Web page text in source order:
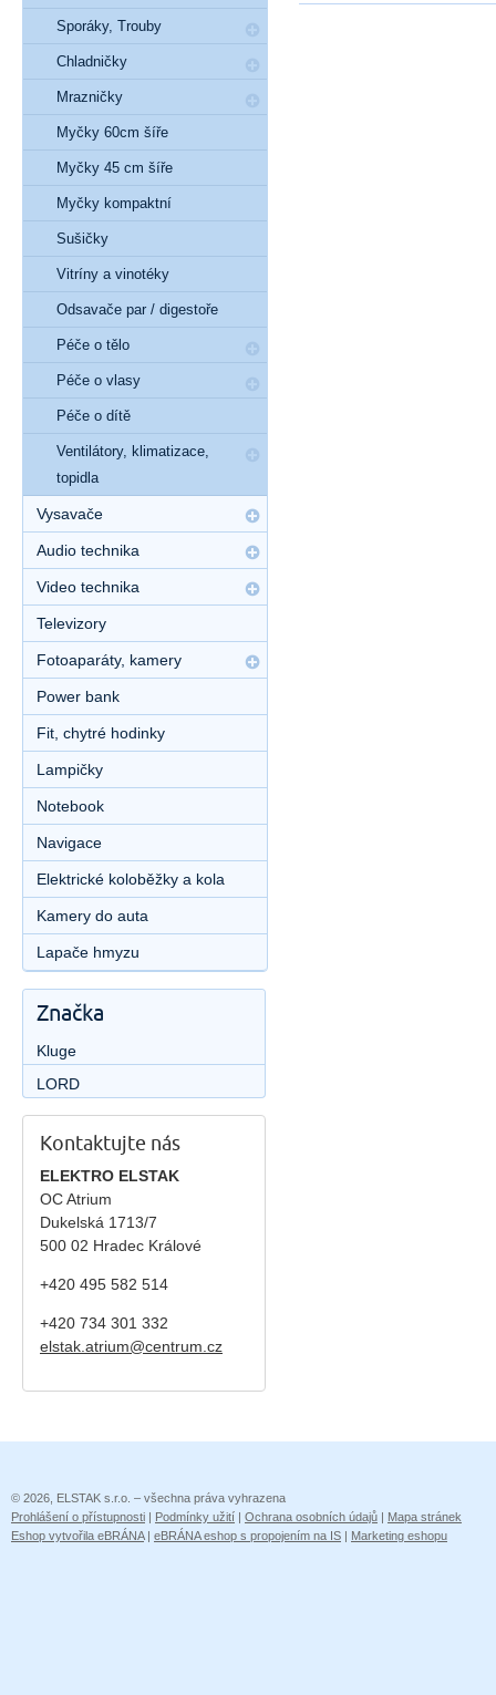
Sporáky, Trouby
Chladničky
Mrazničky
Myčky 60cm šíře
Myčky 45 cm šíře
Myčky kompaktní
Sušičky
Vitríny a vinotéky
Odsavače par / digestoře
Péče o tělo
Péče o vlasy
Péče o dítě
Ventilátory, klimatizace,
topidla
Vysavače
Audio technika
Video technika
Televizory
Fotoaparáty, kamery
Power bank
Fit, chytré hodinky
Lampičky
Notebook
Navigace
Elektrické koloběžky a kola
Kamery do auta
Lapače hmyzu
Značka
Kluge
LORD
Kontaktujte nás
ELEKTRO ELSTAK
OC Atrium
Dukelská 1713/7
500 02 Hradec Králové
+420 495 582 514
+420 734 301 332
elstak.atrium@centrum.cz
© 2026, ELSTAK s.r.o. – všechna práva vyhrazena
Prohlášení o přístupnosti | Podmínky užití | Ochrana osobních údajů | Mapa stránek
Eshop vytvořila eBRÁNA| eBRÁNA eshop s propojením na IS | Marketing eshopu